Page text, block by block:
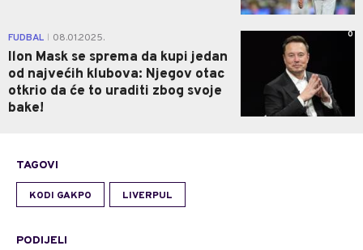
FUDBAL 08.01.2025.
Ilon Mask se sprema da kupi jedan
od najvećih klubova: Njegov otac
otkrio da će to uraditi zbog svoje
bake!
0
TAGOVI
KODI GAKPO LIVERPUL
PODIJELI